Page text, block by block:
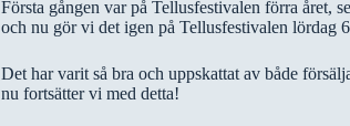
Första gången var på Tellusfestivalen förra året,
och nu gör vi det igen på Tellusfestivalen lördag 6
Det har varit så bra och uppskattat av både
nu fortsätter vi med detta!